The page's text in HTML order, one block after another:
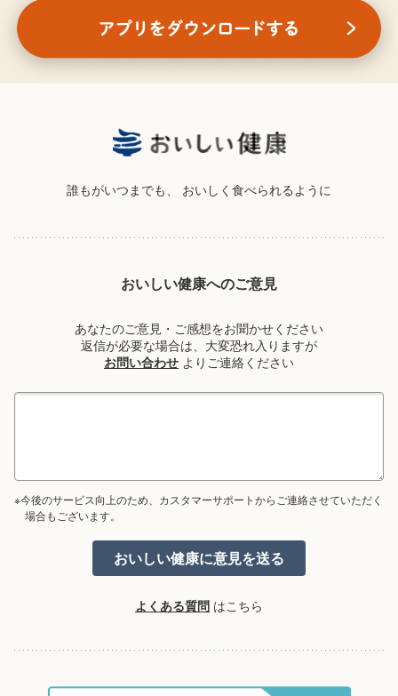
誰もがいつまでも、 おいしく食べられるように
おいしい健康へのご意見
あなたのご意見・ご感想をお聞かせください
返信が必要な場合は、大変恐れ入りますが
お問い合わせ よりご連絡ください
※今後のサービス向上のため、カスタマーサポートからご連絡させていただく
場合もございます。
よくある質問 はこちら